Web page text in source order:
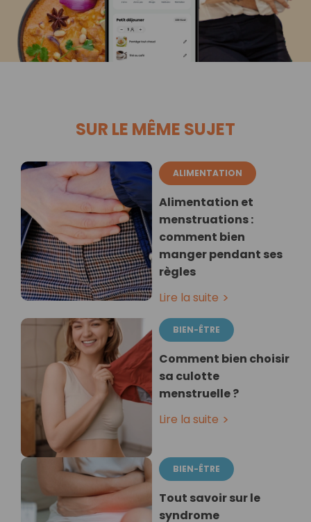
SUR LE MÊME SUJET
ALIMENTATION
Alimentation et
menstruations :
comment bien
manger pendant ses
règles
Lire la suite
BIEN-ÊTRE
Comment bien choisir
sa culotte
menstruelle ?
Lire la suite
BIEN-ÊTRE
Tout savoir sur le
syndrome